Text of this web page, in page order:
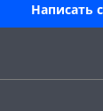
Написать